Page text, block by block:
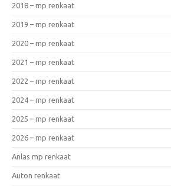
2018 – mp renkaat
2019 – mp renkaat
2020 – mp renkaat
2021 – mp renkaat
2022 – mp renkaat
2024 – mp renkaat
2025 – mp renkaat
2026 – mp renkaat
Anlas mp renkaat
Auton renkaat